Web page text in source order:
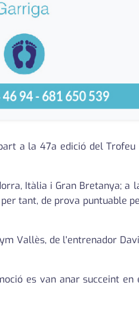
a la 47a edició del Trofeu
Itàlia i Gran Bretanya; a
tant, de prova puntuable
Vallès, de l'entrenador
es van anar succeint en